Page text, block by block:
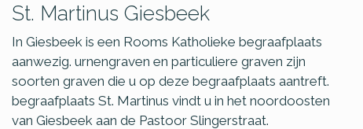
St. Martinus Giesbeek
In Giesbeek is een Rooms Katholieke begraafplaats
aanwezig. urnengraven en particuliere graven zijn
soorten graven die u op deze begraafplaats aantreft.
begraafplaats St. Martinus vindt u in het noordoosten
van Giesbeek aan de Pastoor Slingerstraat.